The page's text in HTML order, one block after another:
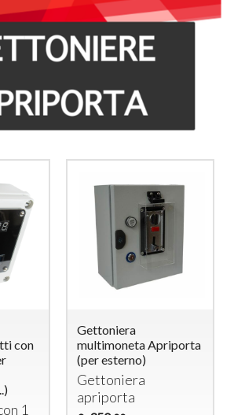
3
–
Monnayeur
Multipièces pour 4
Portes avec Serrures
Électriques 12Vcc –
Système d’Ouverture
Temporisée